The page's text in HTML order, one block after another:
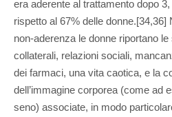
era aderente al trattamento dopo
rispetto al 67% delle donne.[34,36]
non-aderenza le donne riportano
collaterali, relazioni sociali,
dei farmaci, una vita caotica, e la
dell’immagine corporea (come ad
seno) associate, in modo